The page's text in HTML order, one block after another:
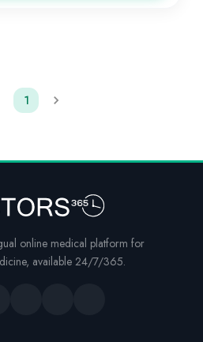
1
online medical platform for
available 24/7/365.